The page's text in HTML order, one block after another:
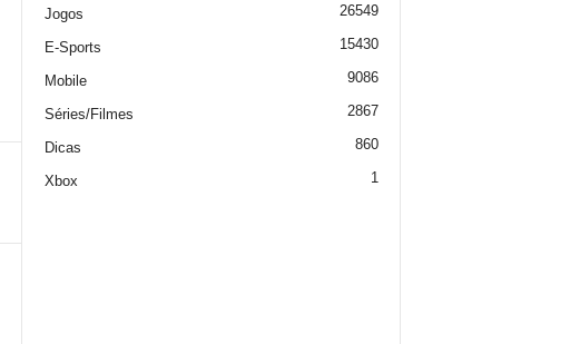
Jogos 26549
E-Sports 15430
Mobile 9086
Séries/Filmes 2867
Dicas 860
Xbox 1